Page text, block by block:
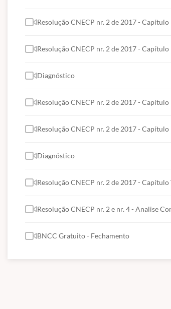
Resolução CNECP nr. 2 de 2017 -
Resolução CNECP nr. 2 de 2017 -
Diagnóstico
Resolução CNECP nr. 2 de 2017 -
Resolução CNECP nr. 2 de 2017 -
Diagnóstico
Resolução CNECP nr. 2 de 2017 - Capítulo
Resolução CNECP nr. 2 e nr. 4 - Analise
BNCC Gratuito - Fechamento